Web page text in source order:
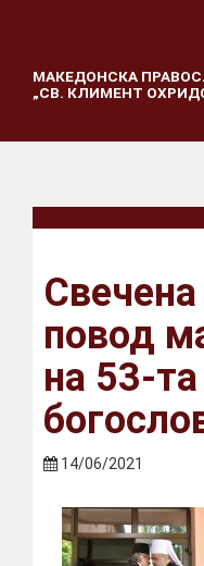
МАКЕДОНСКА
„СВ. КЛИМЕНТ
повод
на 53-та
14/06/2021